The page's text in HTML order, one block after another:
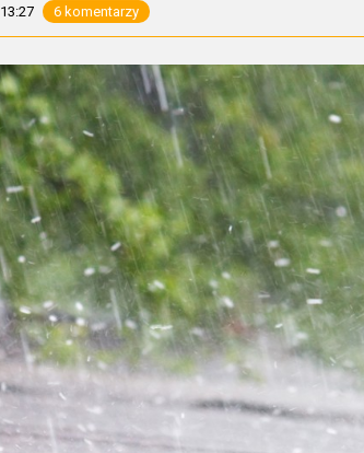
13:27 6 komentarzy